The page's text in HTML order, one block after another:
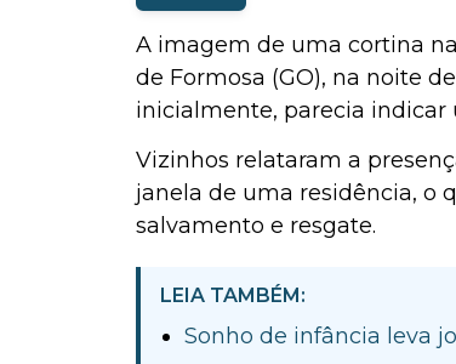
A imagem de uma cortina
de Formosa (GO), na noite
inicialmente, parecia indicar
Vizinhos relataram a
janela de uma residência, o
salvamento e resgate.
LEIA TAMBÉM:
Sonho de infância leva